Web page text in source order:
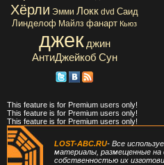
Хёрли Эмми Локк dvd Саид
Линделоф Майлз фанарт Кьюз
джек джин
АнтиДжейкоб Сун
This feature is for Premium users only!
This feature is for Premium users only!
This feature is for Premium users only!
LOST-ABC.RU- Все
материалы, размещенные на
собственностью их